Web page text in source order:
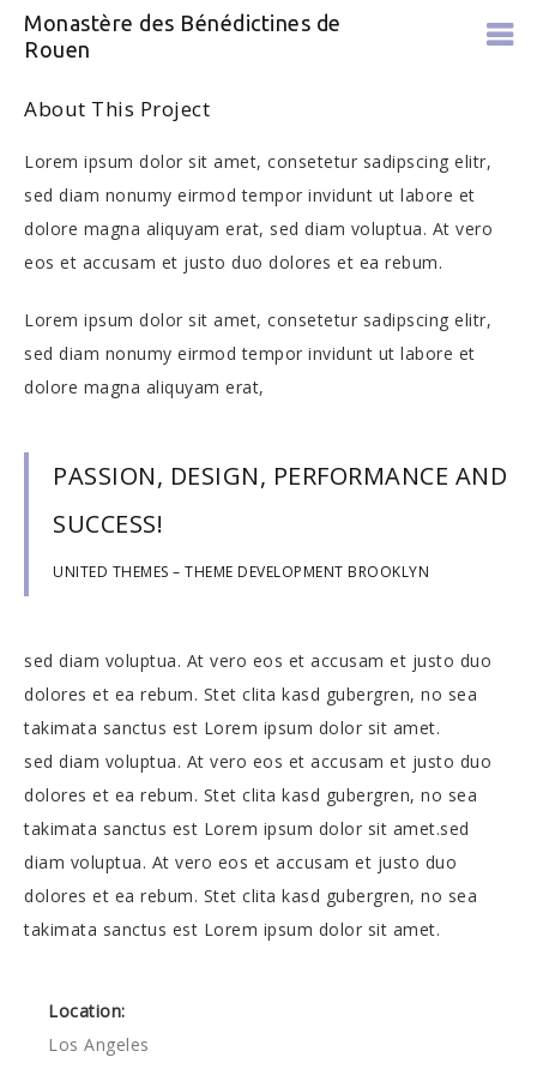
Monastère des Bénédictines de
Rouen
About This Project
Lorem ipsum dolor sit amet, consetetur sadipscing elitr,
sed diam nonumy eirmod tempor invidunt ut labore et
dolore magna aliquyam erat, sed diam voluptua. At vero
eos et accusam et justo duo dolores et ea rebum.
Lorem ipsum dolor sit amet, consetetur sadipscing elitr,
sed diam nonumy eirmod tempor invidunt ut labore et
dolore magna aliquyam erat,
PASSION, DESIGN, PERFORMANCE AND
SUCCESS!
UNITED THEMES – THEME DEVELOPMENT BROOKLYN
sed diam voluptua. At vero eos et accusam et justo duo
dolores et ea rebum. Stet clita kasd gubergren, no sea
takimata sanctus est Lorem ipsum dolor sit amet.
sed diam voluptua. At vero eos et accusam et justo duo
dolores et ea rebum. Stet clita kasd gubergren, no sea
takimata sanctus est Lorem ipsum dolor sit amet.sed
diam voluptua. At vero eos et accusam et justo duo
dolores et ea rebum. Stet clita kasd gubergren, no sea
takimata sanctus est Lorem ipsum dolor sit amet.
Location:
Los Angeles